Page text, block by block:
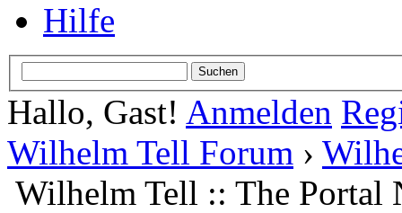
Hilfe
Hallo, Gast! Anmelden
Wilhelm Tell Forum ›
Wilhelm Tell :: The Portal